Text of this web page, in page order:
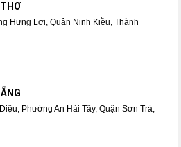
Hưng Lợi, Quận Ninh Kiều, Thành
Phường An Hải Tây, Quận Sơn Trà,